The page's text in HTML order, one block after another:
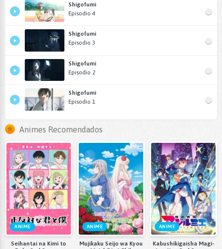
Shigofumi
Episodio 4
Shigofumi
Episodio 3
Shigofumi
Episodio 2
Shigofumi
Episodio 1
Animes Recomendados
ANIME
Seihantai na Kimi to
ANIME
Mujikaku Seijo wa Kyou
ANIME
Kabushikigaisha Magi-